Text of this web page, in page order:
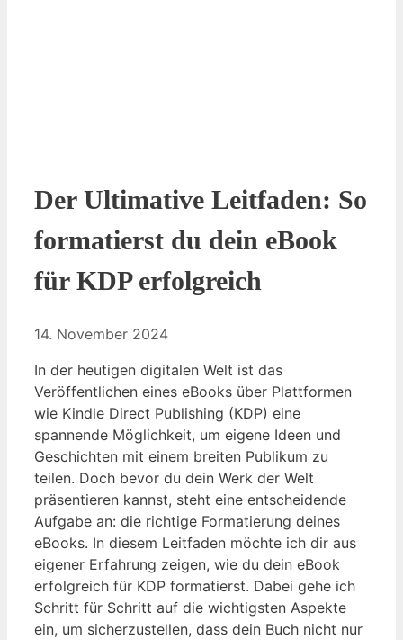
Der Ultimative Leitfaden: So
formatierst du dein eBook
für KDP erfolgreich
14. November 2024
In der heutigen digitalen Welt ist das
Veröffentlichen eines eBooks über Plattformen
wie Kindle Direct Publishing (KDP) eine
spannende Möglichkeit, um eigene Ideen und
Geschichten mit einem breiten Publikum zu
teilen. Doch bevor du dein Werk der Welt
präsentieren kannst, steht eine entscheidende
Aufgabe an: die richtige Formatierung deines
eBooks. In diesem Leitfaden möchte ich dir aus
eigener Erfahrung zeigen, wie du dein eBook
erfolgreich für KDP formatierst. Dabei gehe ich
Schritt für Schritt auf die wichtigsten Aspekte
ein, um sicherzustellen, dass dein Buch nicht nur